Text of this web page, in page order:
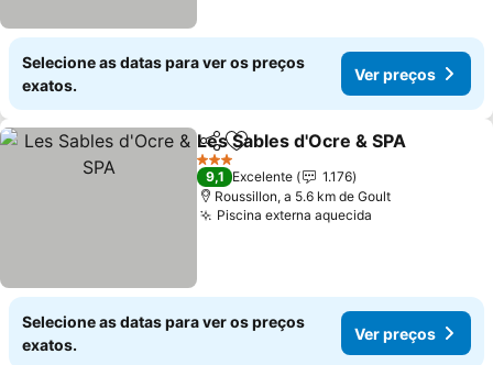
Selecione as datas para ver os preços
exatos.
Ver preços
PartilharAdicionar aos favoritos
Les Sables d'Ocre & SPA
3 Estrelas
9,1 Excelente
1.176
Roussillon, a 5.6 km de Goult
Piscina externa aquecida
Selecione as datas para ver os preços
exatos.
Ver preços